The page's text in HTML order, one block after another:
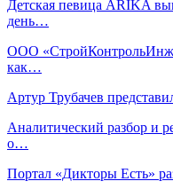
Детская певица ARIKA
день…
ООО
как…
Артур Трубачев
Аналитический разбор и
о…
Портал «Дикторы Есть»